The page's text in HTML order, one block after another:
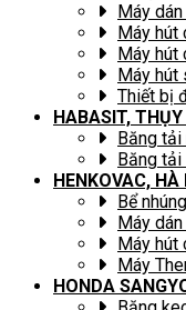
Máy
Máy hút
Máy hút
Máy hút
Thiết bị
HABASIT,
Băng tải
Băng tải
HENKOVAC, HÀ
Bể nhúng
Máy
Máy hút
Máy
HONDA